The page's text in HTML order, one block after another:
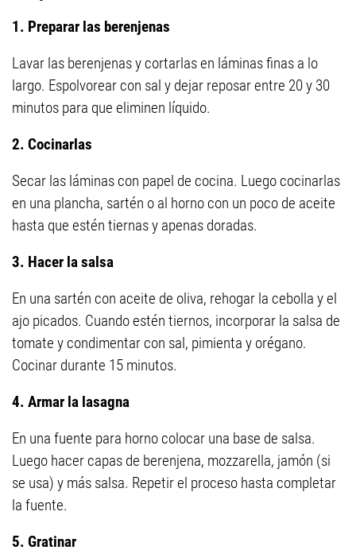
1. Preparar las berenjenas
Lavar las berenjenas y cortarlas en láminas finas a lo
largo. Espolvorear con sal y dejar reposar entre 20 y 30
minutos para que eliminen líquido.
2. Cocinarlas
Secar las láminas con papel de cocina. Luego cocinarlas
en una plancha, sartén o al horno con un poco de aceite
hasta que estén tiernas y apenas doradas.
3. Hacer la salsa
En una sartén con aceite de oliva, rehogar la cebolla y el
ajo picados. Cuando estén tiernos, incorporar la salsa de
tomate y condimentar con sal, pimienta y orégano.
Cocinar durante 15 minutos.
4. Armar la lasagna
En una fuente para horno colocar una base de salsa.
Luego hacer capas de berenjena, mozzarella, jamón (si
se usa) y más salsa. Repetir el proceso hasta completar
la fuente.
5. Gratinar